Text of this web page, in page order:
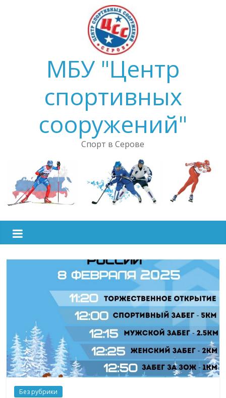
МБУ "Центр
спортивных
сооружений"
Спорт в Серове
Без рубрики